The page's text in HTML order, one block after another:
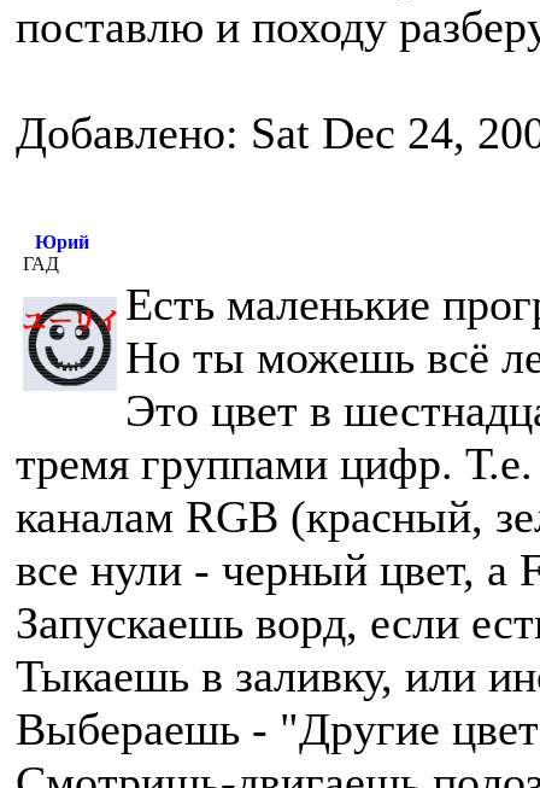
поставлю и походу
Добавлено: Sat Dec 24,
Юрий
ГАД
Есть маленькие
Но ты можешь всё
Это цвет в
тремя группами цифр.
каналам RGB (красный,
все нули - черный цвет, а
Запускаешь ворд, если
Тыкаешь в заливку, или
Выбераешь - "Другие